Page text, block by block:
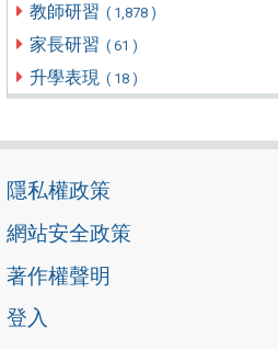
教師研習 ( 1,878 )
家長研習 ( 61 )
升學表現 ( 18 )
隱私權政策
網站安全政策
著作權聲明
登入